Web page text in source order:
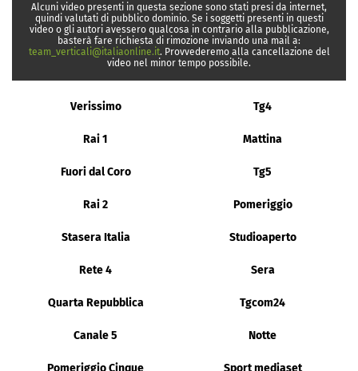
Alcuni video presenti in questa sezione sono stati presi da internet,
quindi valutati di pubblico dominio. Se i soggetti presenti in questi
video o gli autori avessero qualcosa in contrario alla pubblicazione,
basterà fare richiesta di rimozione inviando una mail a:
team_verticali@italiaonline.it. Provvederemo alla cancellazione del
video nel minor tempo possibile.
Verissimo Tg4
Rai 1 Mattina
Fuori dal Coro Tg5
Rai 2 Pomeriggio
Stasera Italia Studioaperto
Rete 4 Sera
Quarta Repubblica Tgcom24
Canale 5 Notte
Pomeriggio Cinque Sport mediaset